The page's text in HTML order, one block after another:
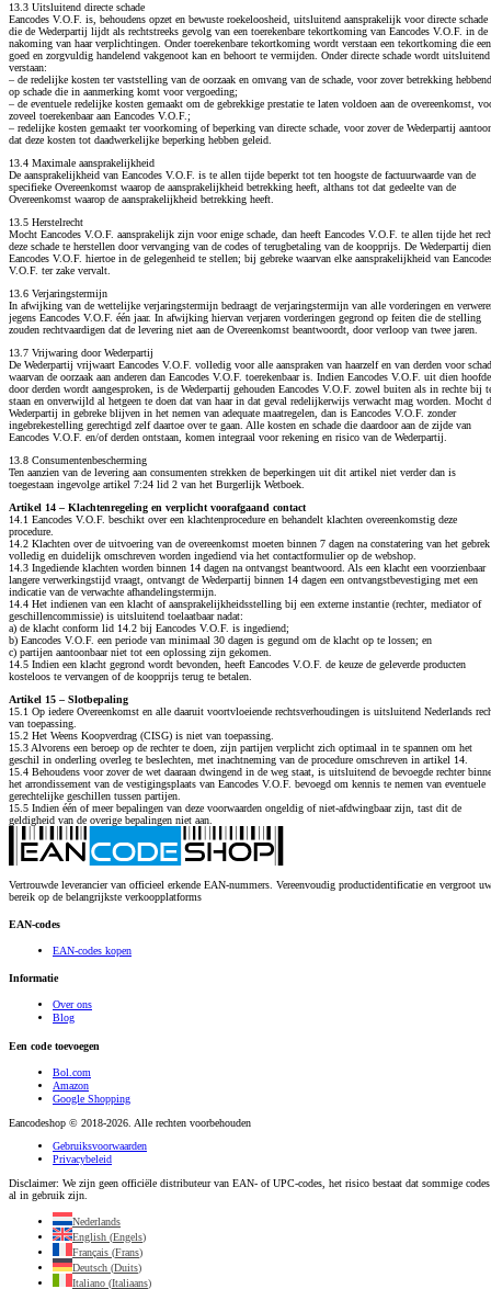
13.3 Uitsluitend directe schade
Eancodes V.O.F. is, behoudens opzet en bewuste roekeloosheid, uitsluitend aansprakelijk voor directe schade
die de Wederpartij lijdt als rechtstreeks gevolg van een toerekenbare tekortkoming van Eancodes V.O.F. in de
nakoming van haar verplichtingen. Onder toerekenbare tekortkoming wordt verstaan een tekortkoming die een
goed en zorgvuldig handelend vakgenoot kan en behoort te vermijden. Onder directe schade wordt uitsluitend
verstaan:
– de redelijke kosten ter vaststelling van de oorzaak en omvang van de schade, voor zover betrekking hebbend
op schade die in aanmerking komt voor vergoeding;
– de eventuele redelijke kosten gemaakt om de gebrekkige prestatie te laten voldoen aan de overeenkomst,
zoveel toerekenbaar aan Eancodes V.O.F.;
– redelijke kosten gemaakt ter voorkoming of beperking van directe schade, voor zover de Wederpartij
dat deze kosten tot daadwerkelijke beperking hebben geleid.
13.4 Maximale aansprakelijkheid
De aansprakelijkheid van Eancodes V.O.F. is te allen tijde beperkt tot ten hoogste de factuurwaarde van de
specifieke Overeenkomst waarop de aansprakelijkheid betrekking heeft, althans tot dat gedeelte van de
Overeenkomst waarop de aansprakelijkheid betrekking heeft.
13.5 Herstelrecht
Mocht Eancodes V.O.F. aansprakelijk zijn voor enige schade, dan heeft Eancodes V.O.F. te allen tijde het
deze schade te herstellen door vervanging van de codes of terugbetaling van de koopprijs. De Wederpartij
Eancodes V.O.F. hiertoe in de gelegenheid te stellen; bij gebreke waarvan elke aansprakelijkheid van
V.O.F. ter zake vervalt.
13.6 Verjaringstermijn
In afwijking van de wettelijke verjaringstermijn bedraagt de verjaringstermijn van alle vorderingen en
jegens Eancodes V.O.F. één jaar. In afwijking hiervan verjaren vorderingen gegrond op feiten die de stelling
zouden rechtvaardigen dat de levering niet aan de Overeenkomst beantwoordt, door verloop van twee jaren.
13.7 Vrijwaring door Wederpartij
De Wederpartij vrijwaart Eancodes V.O.F. volledig voor alle aanspraken van haarzelf en van derden voor
waarvan de oorzaak aan anderen dan Eancodes V.O.F. toerekenbaar is. Indien Eancodes V.O.F. uit dien hoofde
door derden wordt aangesproken, is de Wederpartij gehouden Eancodes V.O.F. zowel buiten als in rechte bij
staan en onverwijld al hetgeen te doen dat van haar in dat geval redelijkerwijs verwacht mag worden. Mocht
Wederpartij in gebreke blijven in het nemen van adequate maatregelen, dan is Eancodes V.O.F. zonder
ingebrekestelling gerechtigd zelf daartoe over te gaan. Alle kosten en schade die daardoor aan de zijde van
Eancodes V.O.F. en/of derden ontstaan, komen integraal voor rekening en risico van de Wederpartij.
13.8 Consumentenbescherming
Ten aanzien van de levering aan consumenten strekken de beperkingen uit dit artikel niet verder dan is
toegestaan ingevolge artikel 7:24 lid 2 van het Burgerlijk Wetboek.
Artikel 14 – Klachtenregeling en verplicht voorafgaand contact
14.1 Eancodes V.O.F. beschikt over een klachtenprocedure en behandelt klachten overeenkomstig deze
procedure.
14.2 Klachten over de uitvoering van de overeenkomst moeten binnen 7 dagen na constatering van het gebrek
volledig en duidelijk omschreven worden ingediend via het contactformulier op de webshop.
14.3 Ingediende klachten worden binnen 14 dagen na ontvangst beantwoord. Als een klacht een voorzienbaar
langere verwerkingstijd vraagt, ontvangt de Wederpartij binnen 14 dagen een ontvangstbevestiging met een
indicatie van de verwachte afhandelingstermijn.
14.4 Het indienen van een klacht of aansprakelijkheidsstelling bij een externe instantie (rechter, mediator of
geschillencommissie) is uitsluitend toelaatbaar nadat:
a) de klacht conform lid 14.2 bij Eancodes V.O.F. is ingediend;
b) Eancodes V.O.F. een periode van minimaal 30 dagen is gegund om de klacht op te lossen; en
c) partijen aantoonbaar niet tot een oplossing zijn gekomen.
14.5 Indien een klacht gegrond wordt bevonden, heeft Eancodes V.O.F. de keuze de geleverde producten
kosteloos te vervangen of de koopprijs terug te betalen.
Artikel 15 – Slotbepaling
15.1 Op iedere Overeenkomst en alle daaruit voortvloeiende rechtsverhoudingen is uitsluitend Nederlands
van toepassing.
15.2 Het Weens Koopverdrag (CISG) is niet van toepassing.
15.3 Alvorens een beroep op de rechter te doen, zijn partijen verplicht zich optimaal in te spannen om het
geschil in onderling overleg te beslechten, met inachtneming van de procedure omschreven in artikel 14.
15.4 Behoudens voor zover de wet daaraan dwingend in de weg staat, is uitsluitend de bevoegde rechter
het arrondissement van de vestigingsplaats van Eancodes V.O.F. bevoegd om kennis te nemen van eventuele
gerechtelijke geschillen tussen partijen.
15.5 Indien één of meer bepalingen van deze voorwaarden ongeldig of niet-afdwingbaar zijn, tast dit de
geldigheid van de overige bepalingen niet aan.
Vertrouwde leverancier van officieel erkende EAN-nummers. Vereenvoudig productidentificatie en vergroot uw
bereik op de belangrijkste verkoopplatforms
EAN-codes
EAN-codes kopen
Informatie
Over ons
Blog
Een code toevoegen
Bol.com
Amazon
Google Shopping
Eancodeshop © 2018-2026. Alle rechten voorbehouden
Gebruiksvoorwaarden
Privacybeleid
Disclaimer: We zijn geen officiële distributeur van EAN- of UPC-codes, het risico bestaat dat sommige codes
al in gebruik zijn.
Nederlands
English (Engels)
Français (Frans)
Deutsch (Duits)
Italiano (Italiaans)